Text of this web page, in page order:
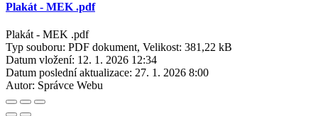
Plakát - MEK .pdf
Plakát - MEK .pdf
Typ souboru: PDF dokument, Velikost: 381,22 kB
Datum vložení: 12. 1. 2026 12:34
Datum poslední aktualizace: 27. 1. 2026 8:00
Autor: Správce Webu